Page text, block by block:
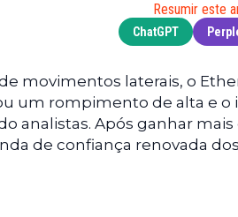
Resumir este
ChatGPT
movimentos laterais, o
um rompimento de alta e
analistas. Após ganhar
de confiança renovada